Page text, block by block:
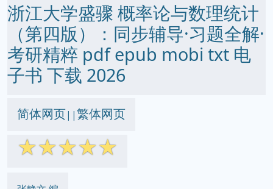
浙江大学盛骤 概率论与数理统计
（第四版）：同步辅导·习题全解·
考研精粹 pdf epub mobi txt 电
子书 下载 2026
简体网页||繁体网页
☆☆☆☆☆